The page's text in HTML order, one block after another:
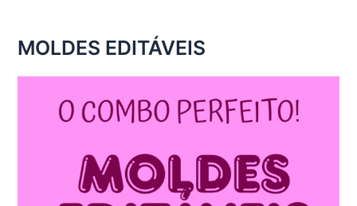
MOLDES EDITÁVEIS